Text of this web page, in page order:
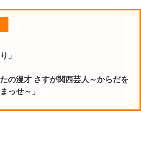
」
の漫才 さすが関西芸人～からだを
っせ～」